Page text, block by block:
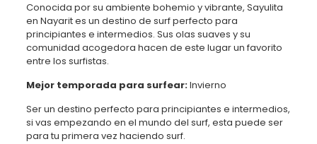
Conocida por su ambiente bohemio y vibrante, Sayulita
en Nayarit es un destino de surf perfecto para
principiantes e intermedios. Sus olas suaves y su
comunidad acogedora hacen de este lugar un favorito
entre los surfistas.
Mejor temporada para surfear:Invierno
Ser un destino perfecto para principiantes e intermedios,
si vas empezando en el mundo del surf, esta puede ser
para tu primera vez haciendo surf.